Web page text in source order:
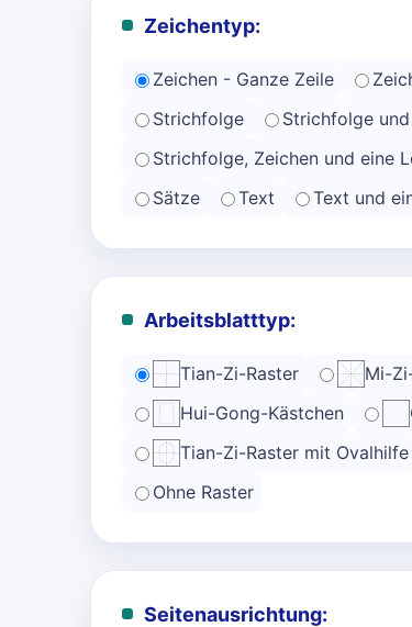
Zeichentyp:
Zeichen - Ganze Zeile
Strichfolge
Strichfolge
Strichfolge, Zeichen und eine
Sätze
Text Text und
Arbeitsblatttyp:
Tian-Zi-Raster Mi-
Hui-Gong-Kästchen
Tian-Zi-Raster mit Ovalhilfe
Ohne Raster
Seitenausrichtung: